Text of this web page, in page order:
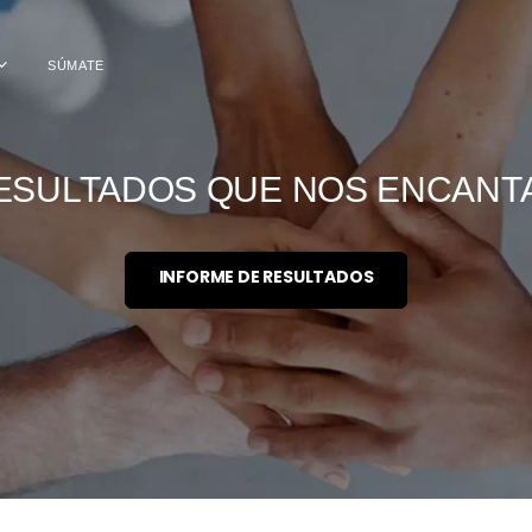
SÚMATE
QUE NOS
INFORME DE RESULTADOS